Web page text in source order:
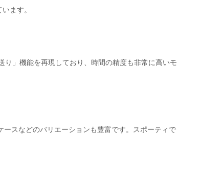
ます。
」機能を再現しており、時間の精度も非常に高いモ
スなどのバリエーションも豊富です。スポーティで